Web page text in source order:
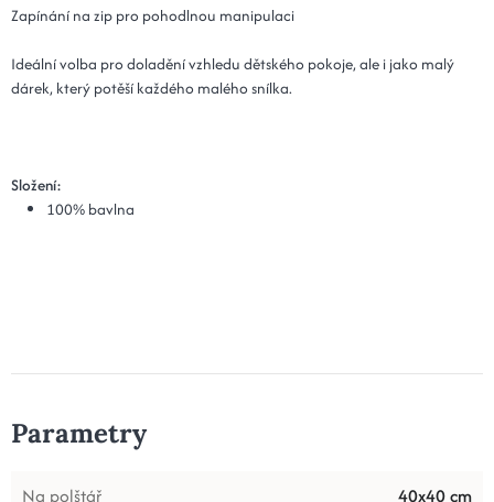
Zapínání na zip pro pohodlnou manipulaci
Ideální volba pro doladění vzhledu dětského pokoje, ale i jako malý
dárek, který potěší každého malého snílka.
Složení:
100% bavlna
Parametry
Na polštář
40x40 cm